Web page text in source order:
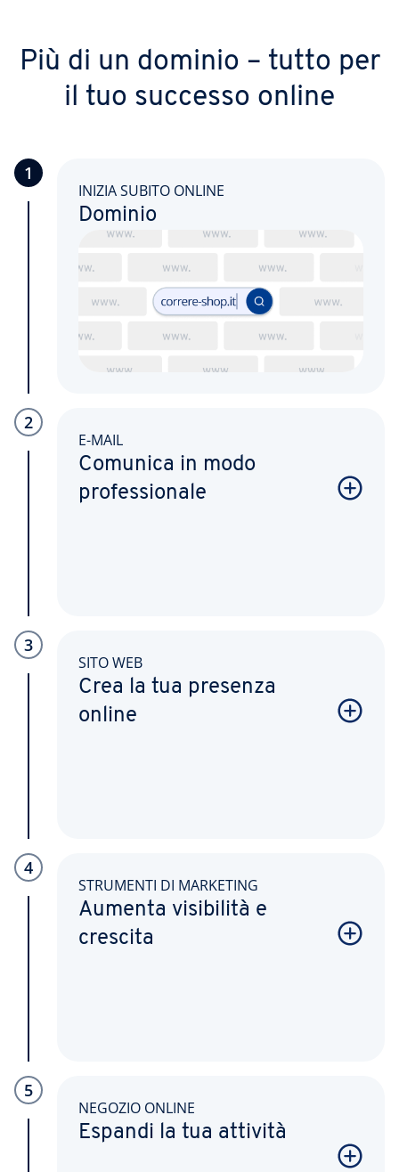
Più di un dominio – tutto per
il tuo successo online
1
INIZIA SUBITO ONLINE
Dominio
2
E-MAIL
Comunica in modo
professionale
3
SITO WEB
Crea la tua presenza
online
4
STRUMENTI DI MARKETING
Aumenta visibilità e
crescita
5
NEGOZIO ONLINE
Espandi la tua attività